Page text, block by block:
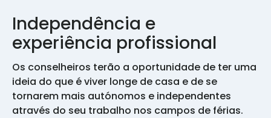
Independência e
experiência profissional
Os conselheiros terão a oportunidade de ter uma
ideia do que é viver longe de casa e de se
tornarem mais autónomos e independentes
através do seu trabalho nos campos de férias.